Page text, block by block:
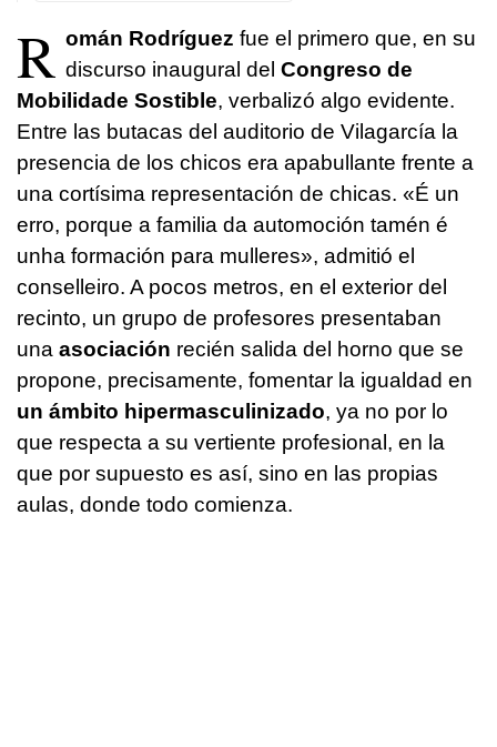
R omán Rodríguez fue el primero que, en su
discurso inaugural del Congreso de
Mobilidade Sostible, verbalizó algo evidente.
Entre las butacas del auditorio de Vilagarcía la
presencia de los chicos era apabullante frente a
una cortísima representación de chicas. «É un
erro, porque a familia da automoción tamén é
unha formación para mulleres», admitió el
conselleiro. A pocos metros, en el exterior del
recinto, un grupo de profesores presentaban
una asociación recién salida del horno que se
propone, precisamente, fomentar la igualdad en
un ámbito hipermasculinizado, ya no por lo
que respecta a su vertiente profesional, en la
que por supuesto es así, sino en las propias
aulas, donde todo comienza.